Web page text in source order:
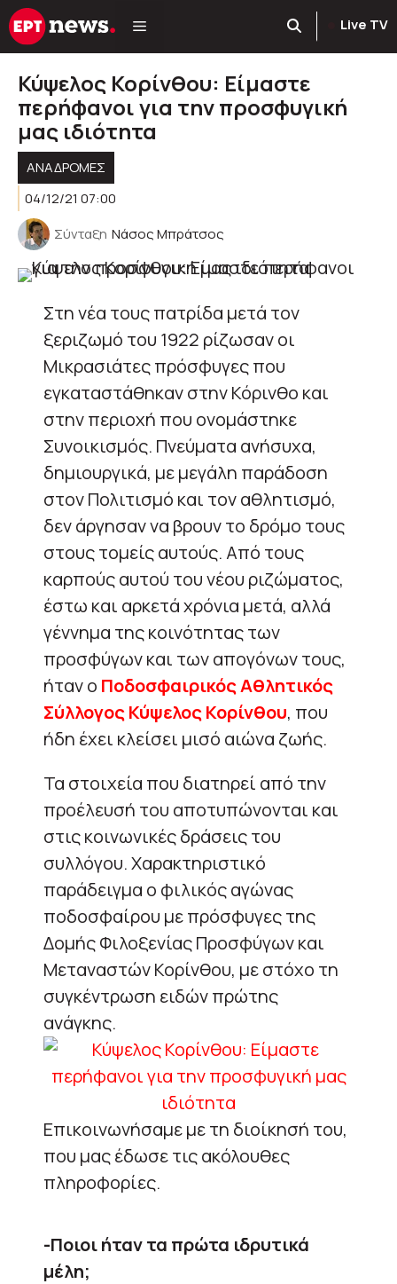
Μετάβαση
σε
Live TV
Κύψελος Κορίνθου: Είμαστε
περήφανοι για την προσφυγική
μας ιδιότητα
ΑΝΑΔΡΟΜΈΣ
04/12/21 07:00
Σύνταξη Νάσος Μπράτσος
Στη νέα τους πατρίδα μετά τον
ξεριζωμό του 1922 ρίζωσαν οι
Μικρασιάτες πρόσφυγες που
εγκαταστάθηκαν στην Κόρινθο και
στην περιοχή που ονομάστηκε
Συνοικισμός. Πνεύματα ανήσυχα,
δημιουργικά, με μεγάλη παράδοση
στον Πολιτισμό και τον αθλητισμό,
δεν άργησαν να βρουν το δρόμο τους
στους τομείς αυτούς. Από τους
καρπούς αυτού του νέου ριζώματος,
έστω και αρκετά χρόνια μετά, αλλά
γέννημα της κοινότητας των
προσφύγων και των απογόνων τους,
ήταν ο Ποδοσφαιρικός Αθλητικός
Σύλλογος Κύψελος Κορίνθου, που
ήδη έχει κλείσει μισό αιώνα ζωής.
Τα στοιχεία που διατηρεί από την
προέλευσή του αποτυπώνονται και
στις κοινωνικές δράσεις του
συλλόγου. Χαρακτηριστικό
παράδειγμα ο φιλικός αγώνας
ποδοσφαίρου με πρόσφυγες της
Δομής Φιλοξενίας Προσφύγων και
Μεταναστών Κορίνθου, με στόχο τη
συγκέντρωση ειδών πρώτης
ανάγκης.
Επικοινωνήσαμε με τη διοίκησή του,
που μας έδωσε τις ακόλουθες
πληροφορίες.
-Ποιοι ήταν τα πρώτα ιδρυτικά
μέλη;